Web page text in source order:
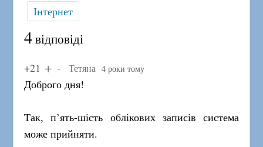
Інтернет
4відповіді
+21 Тетяна 4 роки тому
Доброго дня!
Так, п’ять-шість облікових записів система
може прийняти.